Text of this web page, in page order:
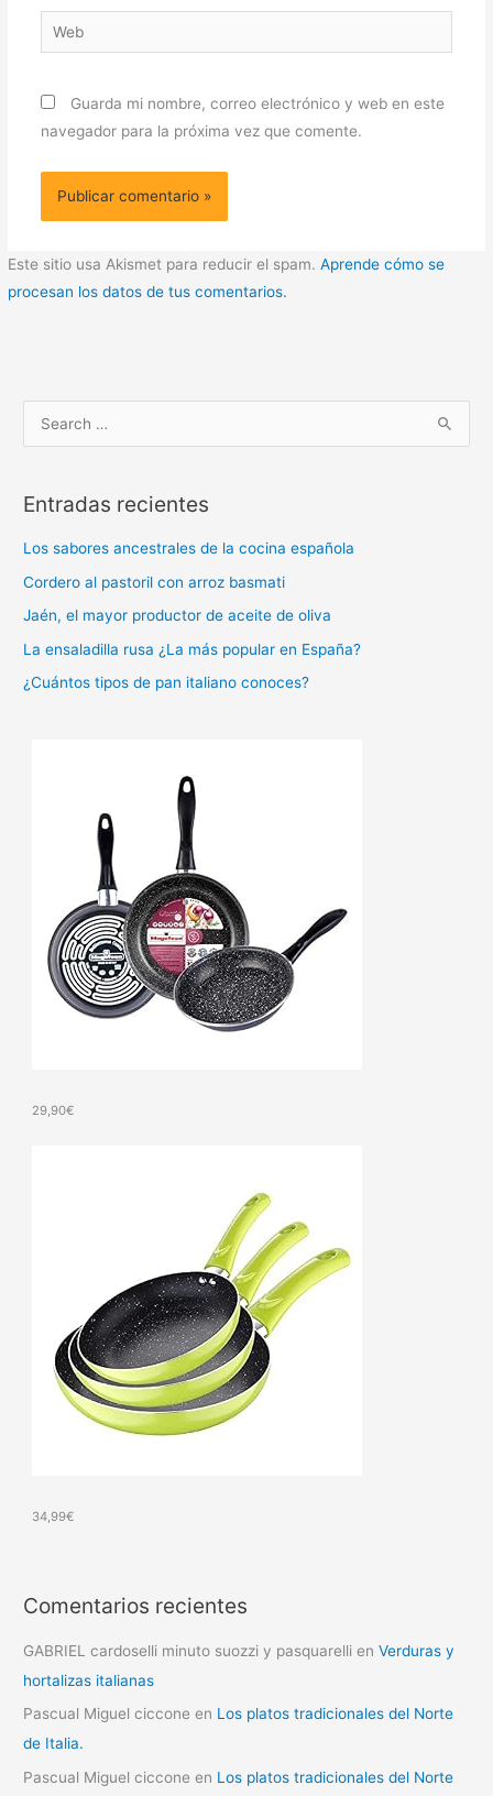
Web
Guarda mi nombre, correo electrónico y web en este
navegador para la próxima vez que comente.
Este sitio usa Akismet para reducir el spam.Aprende cómo se
procesan los datos de tus comentarios.
u
c
p
o
r
:
Entradas recientes
Los sabores ancestrales de la cocina española
Cordero al pastoril con arroz basmati
Jaén, el mayor productor de aceite de oliva
La ensaladilla rusa ¿La más popular en España?
¿Cuántos tipos de pan italiano conoces?
29,90€
34,99€
Comentarios recientes
GABRIEL cardoselli minuto suozzi y pasquarelli enVerduras y
hortalizas italianas
Pascual Miguel ciccone en Los platos tradicionales del Norte
de Italia.
Pascual Miguel ciccone en Los platos tradicionales del Norte